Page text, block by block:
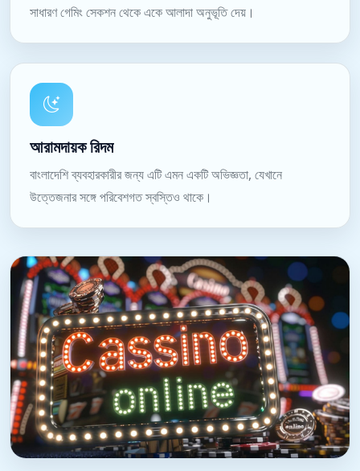
সাধারণ গেমিং সেকশন থেকে একে আলাদা অনুভূতি দেয়।
আরামদায়ক রিদম
বাংলাদেশি ব্যবহারকারীর জন্য এটি এমন একটি অভিজ্ঞতা, যেখানে
উত্তেজনার সঙ্গে পরিবেশগত স্বস্তিও থাকে।